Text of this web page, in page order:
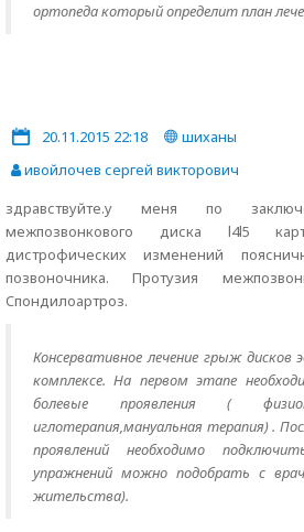
ортопеда который определит план
20.11.2015 22:18
шиханы
ивойлочев сергей викторович
здравствуйте.у меня по
межпозвонкового диска l4l5
дистрофических изменений
позвоночника. Протузия
Cпондилоартроз.
Консервативное лечение грыж
комплексе. На первом этапе
болевые проявления (
иглотерапия,мануальная терапия) .
проявлений необходимо
упражнений можно подобрать с
жительства).